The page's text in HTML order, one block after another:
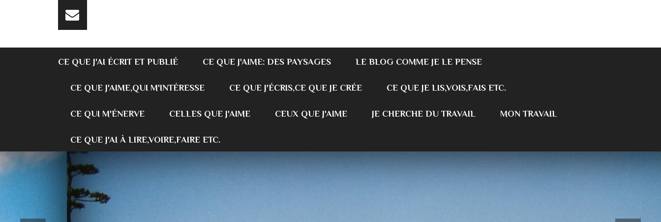
CE QUE J'AI ÉCRIT ET PUBLIÉ CE QUE J'AIME: DES PAYSAGES LE BLOG COMME JE LE PENSE
CE QUE J'AIME,QUI M'INTÉRESSE CE QUE J'ÉCRIS,CE QUE JE CRÉE CE QUE JE LIS,VOIS,FAIS ETC.
CE QUI M'ÉNERVE CELLES QUE J'AIME CEUX QUE J'AIME JE CHERCHE DU TRAVAIL MON TRAVAIL
CE QUE J'AI À LIRE,VOIRE,FAIRE ETC.